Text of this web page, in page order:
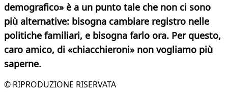
demografico» è a un punto tale che non ci sono
più alternative: bisogna cambiare registro nelle
politiche familiari, e bisogna farlo ora. Per questo,
caro amico, di «chiacchieroni» non vogliamo più
saperne.
© RIPRODUZIONE RISERVATA